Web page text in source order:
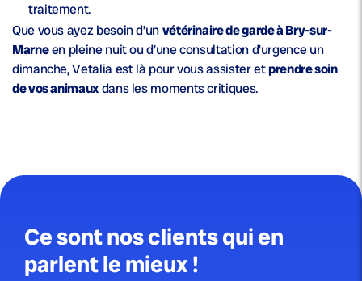
traitement.
Que vous ayez besoin d’unvétérinaire de garde à Bry-sur-
Marneen pleine nuit ou d’une consultation d’urgence un
dimanche, Vetalia est là pour vous assister etprendre soin
de vos animauxdans les moments critiques.
Ce sont nos clients qui en
parlent le mieux !